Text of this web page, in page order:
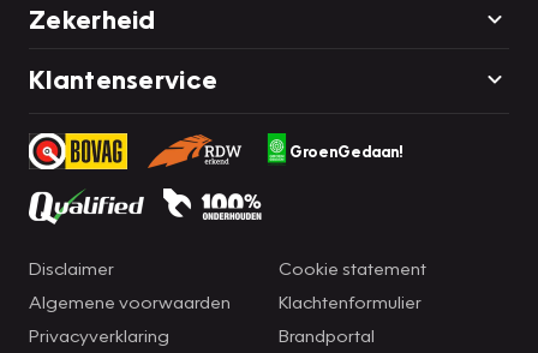
Zekerheid
Klantenservice
GroenGedaan!
Disclaimer
Algemene voorwaarden
Privacyverklaring
Cookie statement
Klachtenformulier
Brandportal